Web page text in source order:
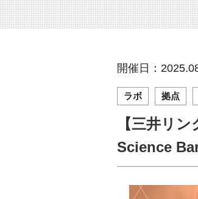
LINK-J協賛・協力
連載コラム
メディア情報
協賛・協力
組織概要
開催日：
ラボ 拠点
【三井リ
Science